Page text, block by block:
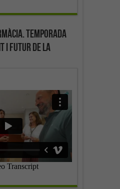
Temporada
i futur de la